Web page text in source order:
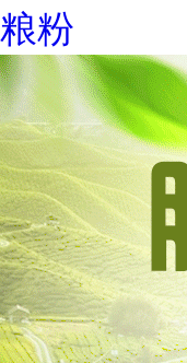
粮粉